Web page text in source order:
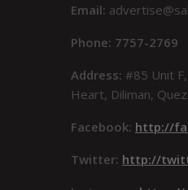
Email:
Phone: 7757-2769
Address: #85 Unit
Heart, Diliman,
Facebook: http://
Twitter: http://